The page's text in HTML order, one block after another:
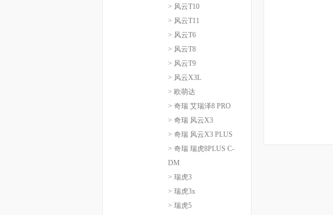
> 风云T10
> 风云T11
> 风云T6
> 风云T8
> 风云T9
> 风云X3L
> 欧萌达
> 奇瑞 艾瑞泽8 PRO
> 奇瑞 风云X3
> 奇瑞 风云X3 PLUS
> 奇瑞 瑞虎8PLUS C-
DM
> 瑞虎3
> 瑞虎3x
> 瑞虎5